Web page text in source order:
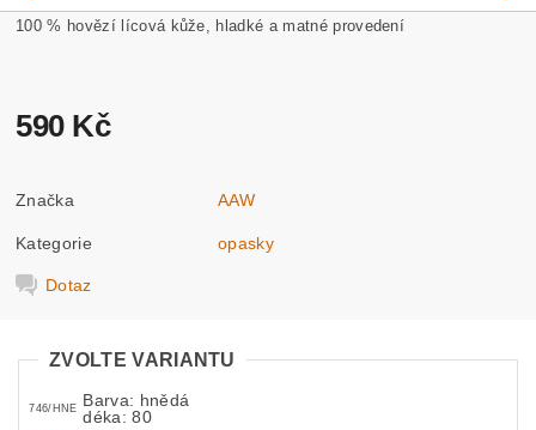
100 % hovězí lícová kůže, hladké a matné provedení
590 Kč
Značka AAW
Kategorie opasky
Dotaz
ZVOLTE VARIANTU
746/HNE Barva: hnědá
déka: 80